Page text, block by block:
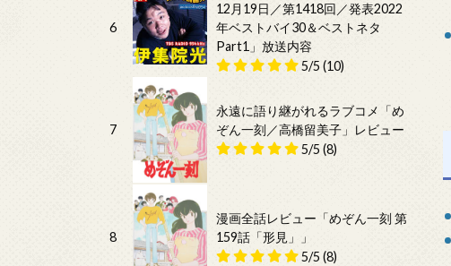
6
12月19日／第1418回／発表2022
年ベストバイ30＆ベストネタ
Part1」放送内容
5/5 (10)
7
永遠に語り継がれるラブコメ「め
ぞん一刻／高橋留美子」レビュー
5/5 (8)
8
漫画全話レビュー「めぞん一刻 第
159話「形見」」
5/5 (8)